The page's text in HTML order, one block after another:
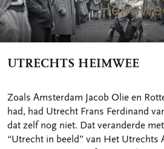
UTRECHTS HEIMWEE
Zoals Amsterdam Jacob Olie en
had, had Utrecht Frans Ferdinand
dat zelf nog niet. Dat veranderde
“Utrecht in beeld” van Het Utrechts